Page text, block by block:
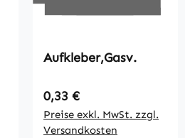
Aufkleber,Gasv.
Regulärer Preis:
0,33 €
Preise exkl. MwSt. zzgl.
Versandkosten